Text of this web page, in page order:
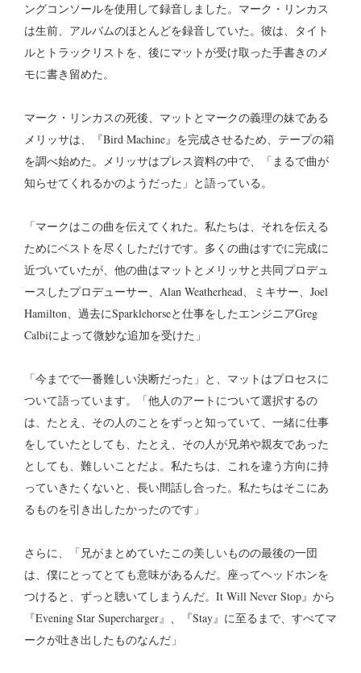
ングコンソールを使用して録音しました。マーク・リンカス
は生前、アルバムのほとんどを録音していた。彼は、タイト
ルとトラックリストを、後にマットが受け取った手書きのメ
モに書き留めた。
マーク・リンカスの死後、マットとマークの義理の妹である
メリッサは、『Bird Machine』を完成させるため、テープの箱
を調べ始めた。メリッサはプレス資料の中で、「まるで曲が
知らせてくれるかのようだった」と語っている。
「マークはこの曲を伝えてくれた。私たちは、それを伝える
ためにベストを尽くしただけです。多くの曲はすでに完成に
近づいていたが、他の曲はマットとメリッサと共同プロデュ
ースしたプロデューサー、Alan Weatherhead、ミキサー、Joel
Hamilton、過去にSparklehorseと仕事をしたエンジニアGreg
Calbiによって微妙な追加を受けた」
「今までで一番難しい決断だった」と、マットはプロセスに
ついて語っています。「他人のアートについて選択するの
は、たとえ、その人のことをずっと知っていて、一緒に仕事
をしていたとしても、たとえ、その人が兄弟や親友であった
としても、難しいことだよ。私たちは、これを違う方向に持
っていきたくないと、長い間話し合った。私たちはそこにあ
るものを引き出したかったのです」
さらに、「兄がまとめていたこの美しいものの最後の一団
は、僕にとってとても意味があるんだ。座ってヘッドホンを
つけると、ずっと聴いてしまうんだ。It Will Never Stop』から
『Evening Star Supercharger』、『Stay』に至るまで、すべてマ
ークが吐き出したものなんだ」